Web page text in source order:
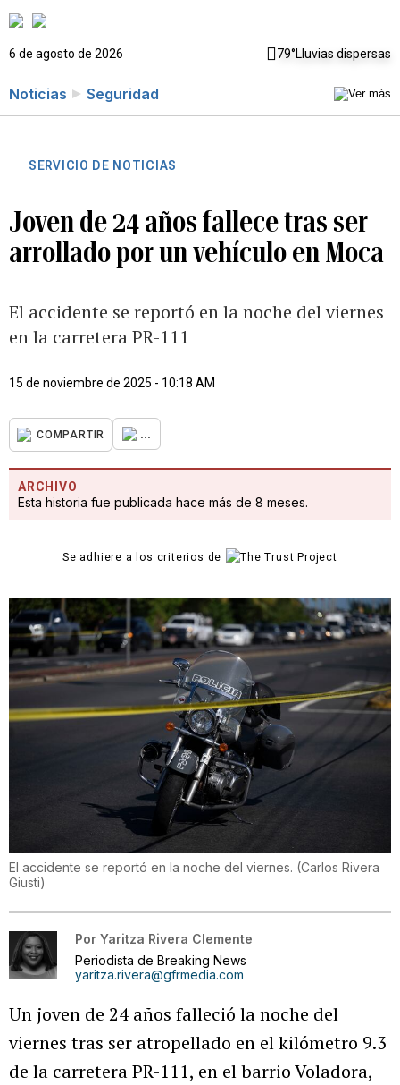
6 de agosto de 2026 79°Lluvias dispersas
Noticias Seguridad
SERVICIO DE NOTICIAS
Joven de 24 años fallece tras ser
arrollado por un vehículo en Moca
El accidente se reportó en la noche del viernes
en la carretera PR-111
15 de noviembre de 2025 - 10:18 AM
COMPARTIR ...
ARCHIVO
Esta historia fue publicada hace más de 8 meses.
Se adhiere a los criterios de
El accidente se reportó en la noche del viernes. (Carlos Rivera
Giusti)
Por Yaritza Rivera Clemente
Periodista de Breaking News
yaritza.rivera@gfrmedia.com
Un joven de 24 años falleció la noche del
viernes tras ser atropellado en el kilómetro 9.3
de la carretera PR-111, en el barrio Voladora,